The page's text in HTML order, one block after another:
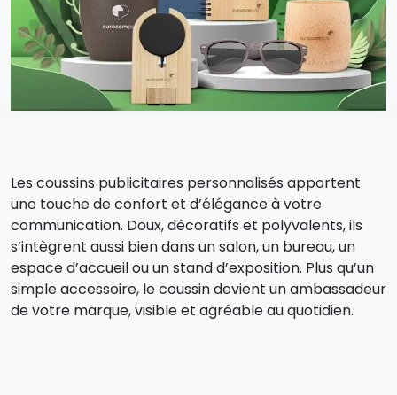
Les coussins publicitaires personnalisés apportent
une touche de confort et d’élégance à votre
communication. Doux, décoratifs et polyvalents, ils
s’intègrent aussi bien dans un salon, un bureau, un
espace d’accueil ou un stand d’exposition. Plus qu’un
simple accessoire, le coussin devient un ambassadeur
de votre marque, visible et agréable au quotidien.